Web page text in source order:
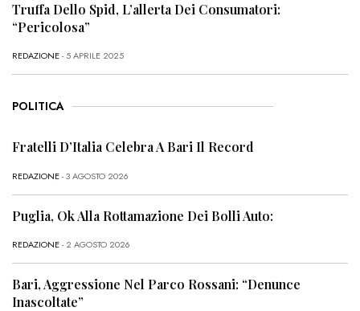
Truffa Dello Spid, L’allerta Dei Consumatori:
“Pericolosa”
REDAZIONE- 5 APRILE 2025
POLITICA
Fratelli D’Italia Celebra A Bari Il Record
REDAZIONE- 3 AGOSTO 2026
Puglia, Ok Alla Rottamazione Dei Bolli Auto:
REDAZIONE- 2 AGOSTO 2026
Bari, Aggressione Nel Parco Rossani: “Denunce
Inascoltate”